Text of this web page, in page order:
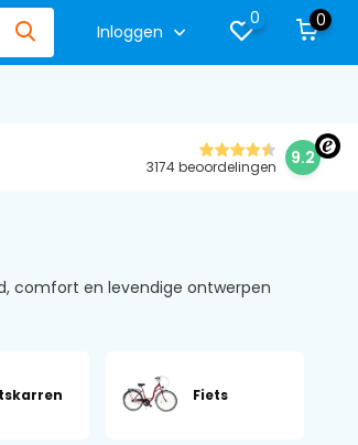
Inloggen
0 0
3174 beoordelingen 9.2
comfort en levendige ontwerpen
Fiets